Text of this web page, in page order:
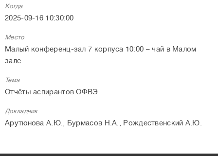
Когда
2025-09-16 10:30:00
Место
Малый конференц-зал 7 корпуса 10:00 – чай в Малом
зале
Тема
Отчёты аспирантов ОФВЭ
Докладчик
Арутюнова А.Ю., Бурмасов Н.А., Рождественский А.Ю.